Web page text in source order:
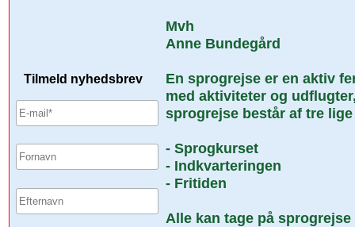
Mvh
Anne Bundegård
En sprogrejse er en aktiv
med aktiviteter og
sprogrejse består af tre
- Sprogkurset
- Indkvarteringen
- Fritiden
Alle kan tage på